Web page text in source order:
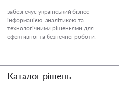
забезпечує український бізнес
інформацією, аналітикою та
технологічними рішеннями для
ефективної та безпечної роботи.
Каталог рішень